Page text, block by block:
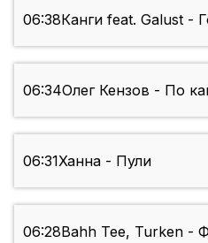
06:38Канги feat. Galust -
06:34Олег Кензов - По
06:31Ханна - Пули
06:28Bahh Tee, Turken -